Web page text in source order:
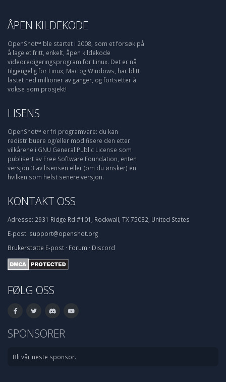
ÅPEN KILDEKODE
OpenShot™ ble startet i 2008, som et forsøk på
å lage et fritt, enkelt, åpen kildekode
videoredigeringsprogram for Linux. Det er nå
tilgjengelig for Linux, Mac og Windows, har blitt
lastet ned millioner av ganger, og fortsetter å
vokse som prosjekt!
LISENS
OpenShot™ er fri programvare: du kan
redistribuere og/eller modifisere den etter
vilkårene i GNU General Public License som
publisert av Free Software Foundation, enten
versjon 3 av lisensen eller (om du ønsker) en
hvilken som helst senere versjon.
KONTAKT OSS
Adresse: 2931 Ridge Rd #101, Rockwall, TX 75032, United States
E-post: support@openshot.org
Brukerstøtte E-post · Forum · Discord
FØLG OSS
SPONSORER
Bli vår neste sponsor.